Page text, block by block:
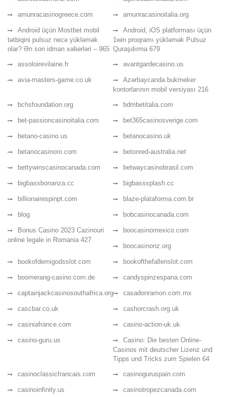
amunracasinogreece.com amunracasinoitalia.org
Android üçün Mostbet mobil
tətbiqini pulsuz necə yükləmək
olar? Ən son idman xəbərləri – 965
Android, iOS platforması üçün
1win proqramı yükləmək Pulsuz
Quraşdırma 679
assoloirevilaine.fr
avantgardecasino.us
avia-masters-game.co.uk
Azərbaycanda bukmeker
kontorlarının mobil versiyası 216
bchsfoundation.org
bdmbetitalia.com
bet-passioncasinoitalia.com bet365casinosverige.com
betano-casino.us betanocasino.uk
betanocasinoro.com betonred-australia.net
bettywinscasinocanada.com betwaycasinobrasil.com
bigbassbonanza.cc bigbasssplash.cc
billionairespinpt.com blaze-plataforma.com.br
blog bobcasinocanada.com
Bonus Casino 2023 Cazinouri
online legale in Romania 427
boocasinomexico.com
boocasinonz.org
bookofdemigodsslot.com bookofthefallenslot.com
boomerang-casino.com.de candyspinzespana.com
captainjackcasinosouthafrica.org casadonramon.com.mx
cascbar.co.uk cashorcrash.org.uk
casiniafrance.com casino-action-uk.uk
casino-guru.us
Casino: Die besten Online-
Casinos mit deutscher Lizenz und
Tipps und Tricks zum Spielen 64
casinoclassicfrancais.com
casinoguruspain.com
casinoinfinity.us casinotropezcanada.com